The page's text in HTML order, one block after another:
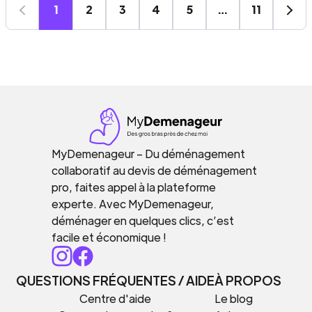
1 2 3 4 5 … 11
MyDemenageur – Du déménagement
collaboratif au devis de déménagement
pro, faites appel à la plateforme
experte. Avec MyDemenageur,
déménager en quelques clics, c’est
facile et économique !
QUESTIONS FRÉQUENTES / AIDE
Centre d'aide
À PROPOS
Le blog